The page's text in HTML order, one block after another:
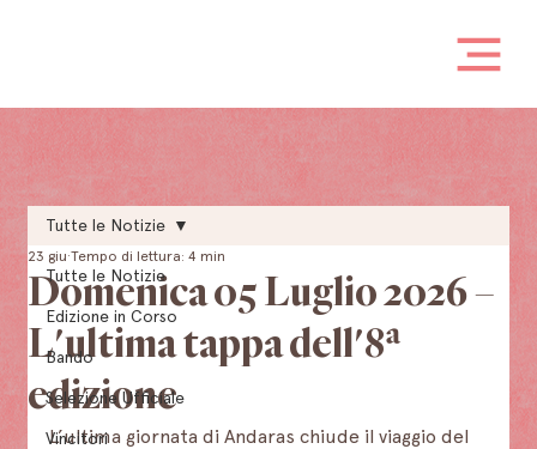
Tutte le Notizie
Edizione in Corso
Bando
Selezione Ufficiale
Vincitori
Tutte le Notizie
Domenica 05 Luglio 2026 –
L'ultima tappa dell'8ª
edizione
23 giu Tempo di lettura: 4 min
L’ultima giornata di Andaras chiude il viaggio del